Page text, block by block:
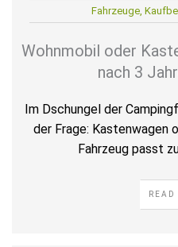
Fahrzeuge,
Wohnmobil oder
nach 3
Im Dschungel der
der Frage: Kastenwagen
Fahrzeug passt
READ